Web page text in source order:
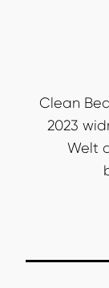
Clean
2023
Welt